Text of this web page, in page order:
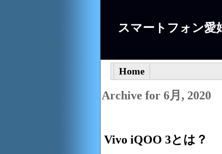
スマートフォン愛
Home
Archive for 6月, 2020
Vivo iQOO 3とは？